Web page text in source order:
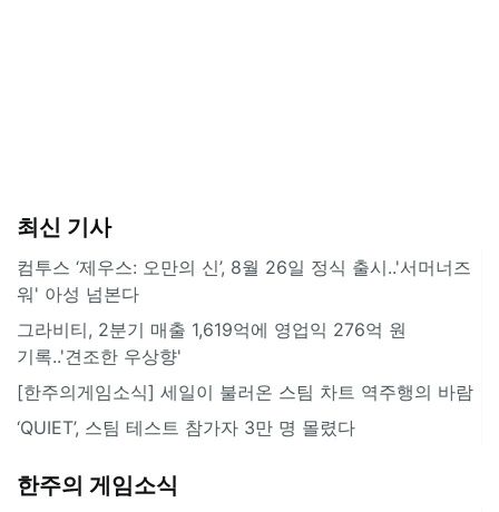
최신 기사
컴투스 ‘제우스: 오만의 신’, 8월 26일 정식 출시..'서머너즈
워' 아성 넘본다
그라비티, 2분기 매출 1,619억에 영업익 276억 원
기록..'견조한 우상향'
[한주의게임소식] 세일이 불러온 스팀 차트 역주행의 바람
‘QUIET’, 스팀 테스트 참가자 3만 명 몰렸다
한주의 게임소식